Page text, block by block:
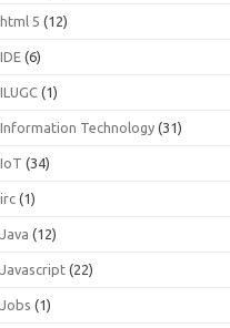
html 5 (12)
IDE (6)
ILUGC (1)
Information Technology (31)
IoT (34)
irc (1)
Java (12)
Javascript (22)
Jobs (1)